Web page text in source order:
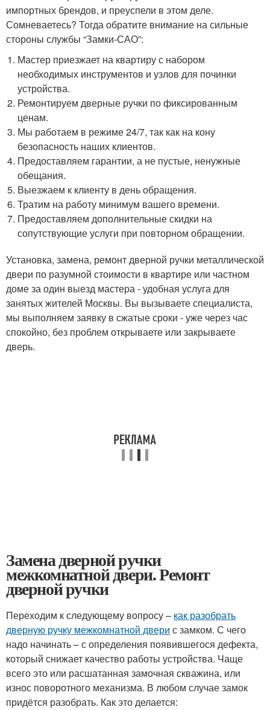
импортных брендов, и преуспели в этом деле.
Сомневаетесь? Тогда обратите внимание на сильные
стороны службы “Замки-САО”:
Мастер приезжает на квартиру с набором
необходимых инструментов и узлов для починки
устройства.
Ремонтируем дверные ручки по фиксированным
ценам.
Мы работаем в режиме 24/7, так как на кону
безопасность наших клиентов.
Предоставляем гарантии, а не пустые, ненужные
обещания.
Выезжаем к клиенту в день обращения.
Тратим на работу минимум вашего времени.
Предоставляем дополнительные скидки на
сопутствующие услуги при повторном обращении.
Установка, замена, ремонт дверной ручки металлической
двери по разумной стоимости в квартире или частном
доме за один выезд мастера - удобная услуга для
занятых жителей Москвы. Вы вызываете специалиста,
мы выполняем заявку в сжатые сроки - уже через час
спокойно, без проблем открываете или закрываете
дверь.
Замена дверной ручки
межкомнатной двери. Ремонт
дверной ручки
Переходим к следующему вопросу – как разобрать
дверную ручку межкомнатной двери с замком. С чего
надо начинать – с определения появившегося дефекта,
который снижает качество работы устройства. Чаще
всего это или расшатанная замочная скважина, или
износ поворотного механизма. В любом случае замок
придётся разобрать. Как это делается: